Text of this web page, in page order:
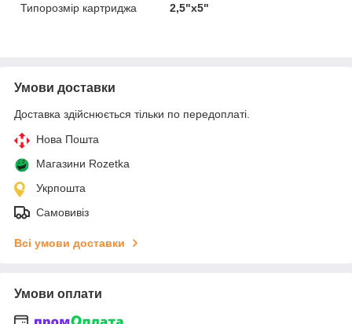
Типорозмір картриджа
2,5"х5"
Умови доставки
Доставка здійснюється тільки по передоплаті.
Нова Пошта
Магазини Rozetka
Укрпошта
Самовивіз
Всі умови доставки
Умови оплати